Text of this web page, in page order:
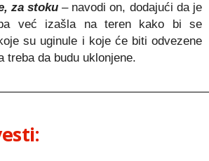
za stoku – navodi on, dodajući da je
već izašla na teren kako bi se
su uginule i koje će biti odvezene
treba da budu uklonjene.